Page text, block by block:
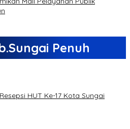
Penuh
HUT Ke-17 Kota Sungai